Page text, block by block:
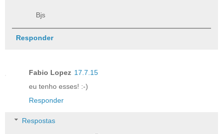
Bjs
Responder
Fabio Lopez 17.7.15
eu tenho esses! :-)
Responder
Respostas